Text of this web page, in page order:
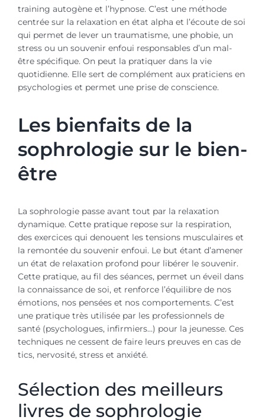
training autogène et l’hypnose. C’est une méthode
centrée sur la relaxation en état alpha et l’écoute de soi
qui permet de lever un traumatisme, une phobie, un
stress ou un souvenir enfoui responsables d’un mal-
être spécifique. On peut la pratiquer dans la vie
quotidienne. Elle sert de complément aux praticiens en
psychologies et permet une prise de conscience.
Les bienfaits de la
sophrologie sur le bien-
être
La sophrologie passe avant tout par la relaxation
dynamique. Cette pratique repose sur la respiration,
des exercices qui denouent les tensions musculaires et
la remontée du souvenir enfoui. Le but étant d’amener
un état de relaxation profond pour libérer le souvenir.
Cette pratique, au fil des séances, permet un éveil dans
la connaissance de soi, et renforce l’équilibre de nos
émotions, nos pensées et nos comportements. C’est
une pratique très utilisée par les professionnels de
santé (psychologues, infirmiers…) pour la jeunesse. Ces
techniques ne cessent de faire leurs preuves en cas de
tics, nervosité, stress et anxiété.
Sélection des meilleurs
livres de sophrologie